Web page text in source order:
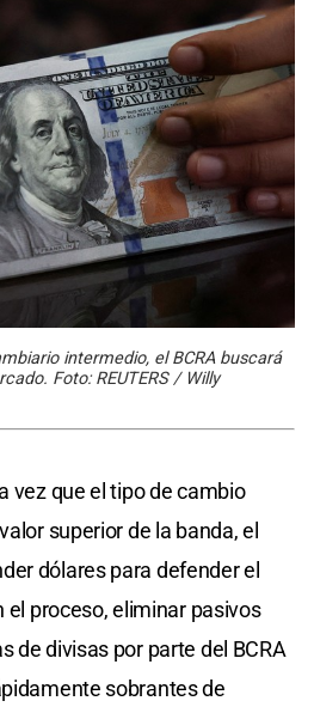
intermedio, el BCRA buscará
Foto: REUTERS / Willy
vez que el tipo de cambio
superior de la banda, el
dólares para defender el
el proceso, eliminar pasivos
de divisas por parte del BCRA
sobrantes de